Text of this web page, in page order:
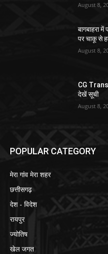
August 8,
बागबाहरा
पर चाकू से
August 8,
CG
देखें सूची
August 8,
POPULAR CATEGORY
मेरा गांव मेरा शहर
छत्तीसगढ़
देश - विदेश
रायपुर
ज्योतिष
खेल जगत